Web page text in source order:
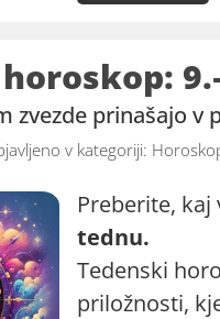
zvezde prinašajo v
v kategoriji:
Preberite, kaj
tednu.
Tedenski
priložnosti,